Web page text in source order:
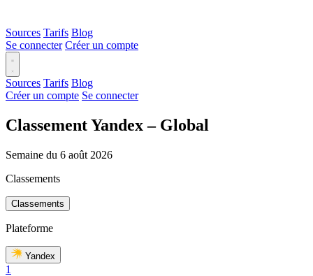
Sources Tarifs Blog
Se connecter Créer un compte
Sources Tarifs Blog
Créer un compte Se connecter
Classement Yandex – Global
Semaine du 6 août 2026
Classements
Classements
Plateforme
Yandex
1